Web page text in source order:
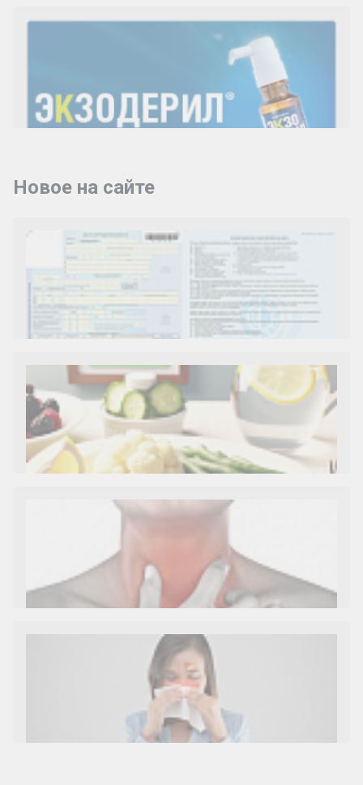
Новое на сайте
Как и сколько денег можно получить по
Диета 7 стол при заболеваниях почек (острый и
Ларингит: все о ларингите и его лечении. Как
спасти свой голос.